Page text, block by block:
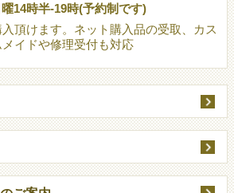
14時半-19時(予約制です)
頂けます。ネット購入品の受取、カス
メイドや修理受付も対応